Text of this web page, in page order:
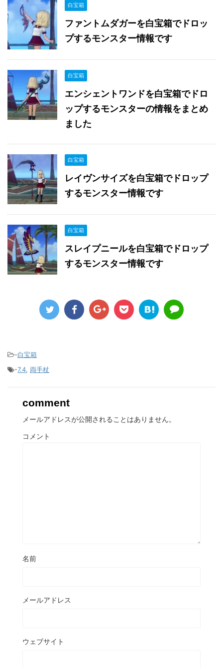
白宝箱
ファントムダガーを白宝箱でドロッ
プするモンスター情報です
白宝箱
エンシェントワンドを白宝箱でドロ
ップするモンスターの情報をまとめ
ました
白宝箱
レイヴンサイズを白宝箱でドロップ
するモンスター情報です
白宝箱
スレイプニールを白宝箱でドロップ
するモンスター情報です
-白宝箱
-7.4, 両手杖
comment
メールアドレスが公開されることはありません。
コメント
名前
メールアドレス
ウェブサイト